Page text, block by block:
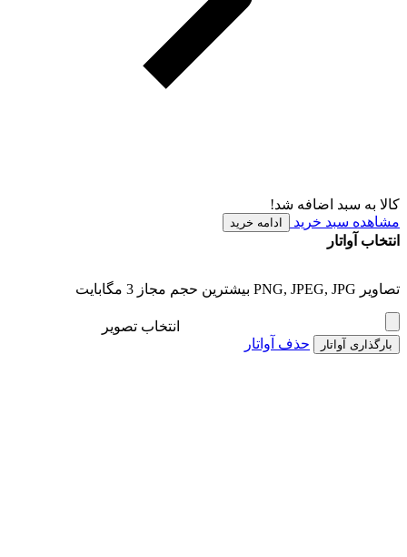
کالا به سبد اضافه شد!
مشاهده سبد خرید
ادامه خرید
انتخاب آواتار
تصاویر PNG, JPEG, JPG بیشترین حجم مجاز 3 مگابایت
انتخاب تصویر
بارگذاری آواتار حذف آواتار